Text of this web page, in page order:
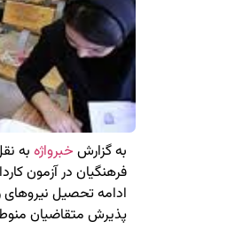
به گزارش خبرواژهبه
ادامه تحصیل
پذیرش متقاضیان